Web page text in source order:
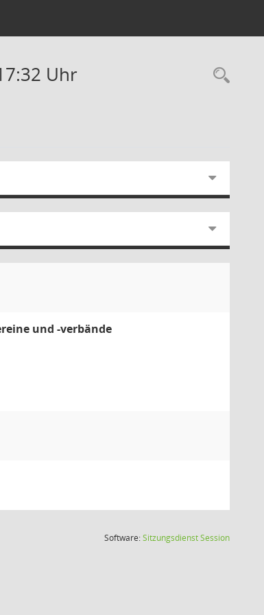
Uhr
und -verbände
Software:SitzungsdienstSession(Wird in